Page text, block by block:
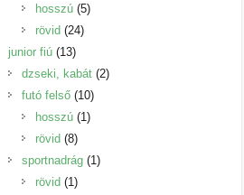
hosszú 55
rövid 2424
junior fiú 1313
termék
dzseki, kabát 22
futó felső 1010
termék
hosszú 11
rövid 88
termék
sportnadrág 11
rövid 11